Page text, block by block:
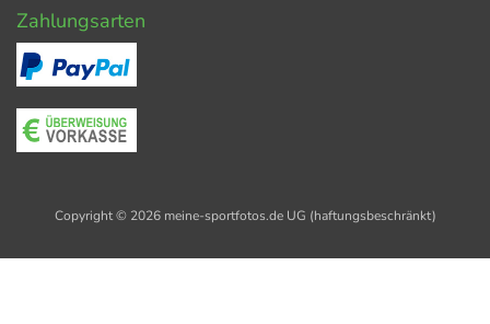
Zahlungsarten
Copyright © 2026 meine-sportfotos.de UG (haftungsbeschränkt)